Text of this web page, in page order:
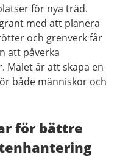
för nya träd.
med att planera
och grenverk får
att påverka
Målet är att skapa en
både människor och
för bättre